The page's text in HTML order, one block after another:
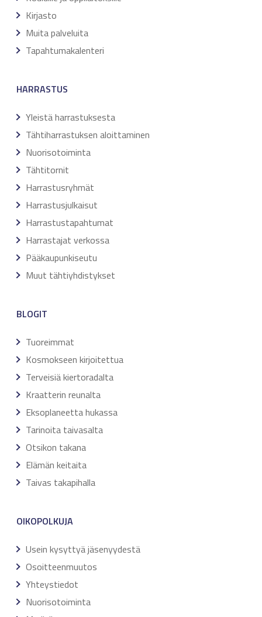
Kirjasto
Muita palveluita
Tapahtumakalenteri
HARRASTUS
Yleistä harrastuksesta
Tähtiharrastuksen aloittaminen
Nuorisotoiminta
Tähtitornit
Harrastusryhmät
Harrastusjulkaisut
Harrastustapahtumat
Harrastajat verkossa
Pääkaupunkiseutu
Muut tähtiyhdistykset
BLOGIT
Tuoreimmat
Kosmokseen kirjoitettua
Terveisiä kiertoradalta
Kraatterin reunalta
Eksoplaneetta hukassa
Tarinoita taivasalta
Otsikon takana
Elämän keitaita
Taivas takapihalla
OIKOPOLKUJA
Usein kysyttyä jäsenyydestä
Osoitteenmuutos
Yhteystiedot
Nuorisotoiminta